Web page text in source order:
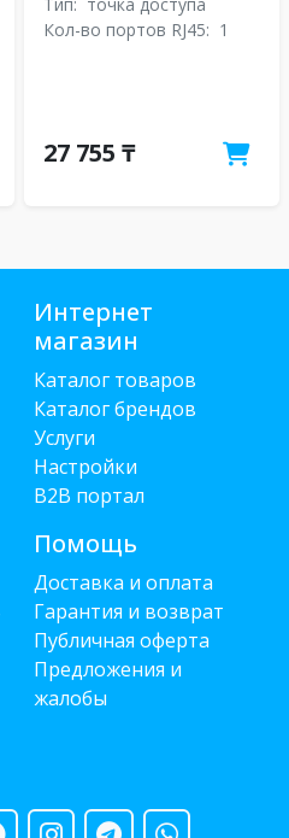
Кол-во портов RJ45: 1
27 755 ₸
Интернет
магазин
Каталог товаров
Каталог брендов
Услуги
Настройки
B2B портал
Помощь
Доставка и оплата
Гарантия и возврат
Публичная оферта
Предложения и
жалобы